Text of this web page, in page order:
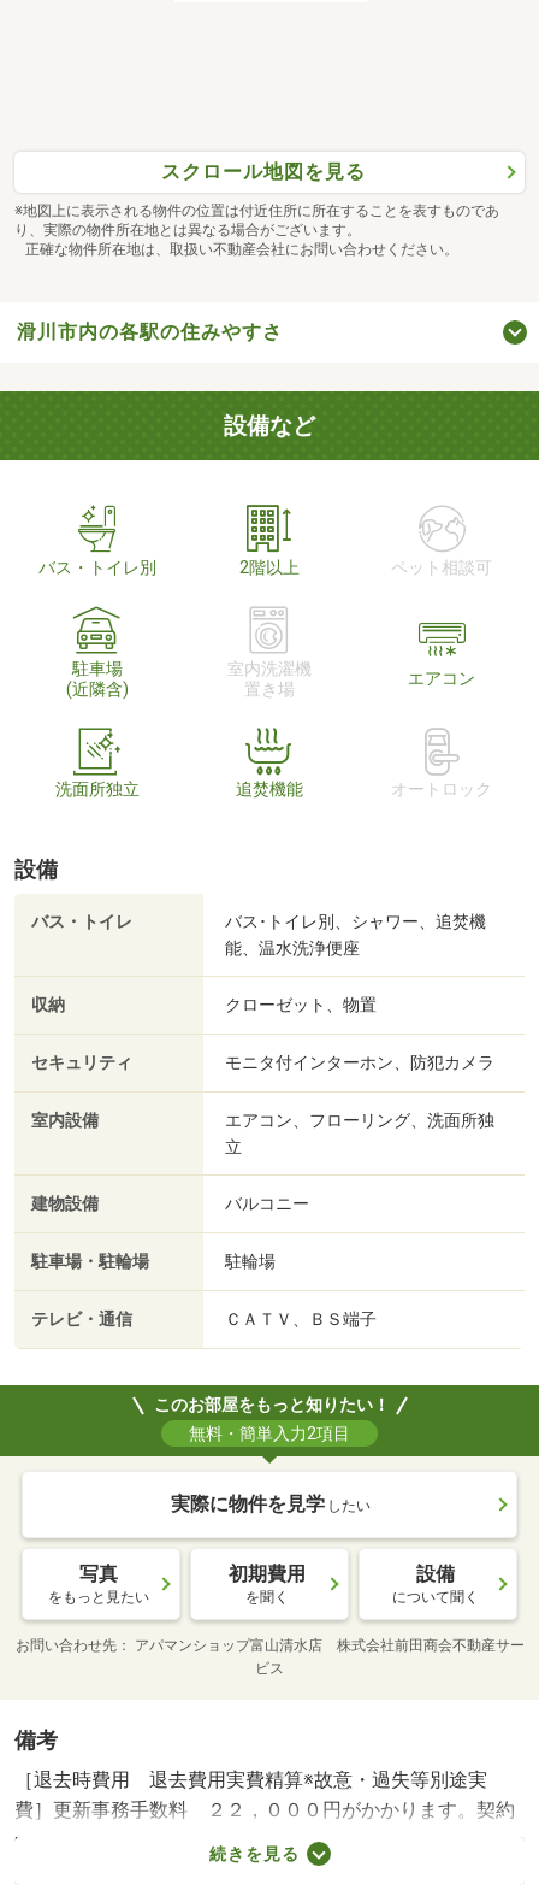
スクロール地図を見る
※地図上に表示される物件の位置は付近住所に所在することを表すものであ
り、実際の物件所在地とは異なる場合がございます。
正確な物件所在地は、取扱い不動産会社にお問い合わせください。
滑川市内の各駅の住みやすさ
設備など
バス・トイレ別 2階以上 ペット相談可
駐車場
(近隣含)
室内洗濯機
置き場
エアコン
洗面所独立 追焚機能 オートロック
設備
バス・トイレ
バス･トイレ別、シャワー、追焚機
能、温水洗浄便座
収納 クローゼット、物置
セキュリティ モニタ付インターホン、防犯カメラ
室内設備
エアコン、フローリング、洗面所独
立
建物設備 バルコニー
駐車場・駐輪場 駐輪場
テレビ・通信 ＣＡＴＶ、ＢＳ端子
このお部屋をもっと知りたい！
無料・簡単入力2項目
実際に物件を見学 したい
写真
をもっと見たい
初期費用
を聞く
設備
について聞く
お問い合わせ先
アパマンショップ富山清水店 株式会社前田商会不動産サー
ビス
備考
［退去時費用 退去費用実費精算※故意・過失等別途実
費］更新事務手数料 ２２，０００円がかかります。契約
時にクリーニング費７０，０００円、鍵セット費３，３０
０円（税込）が必要となります。貸主インボイス登録あ
続きを見る